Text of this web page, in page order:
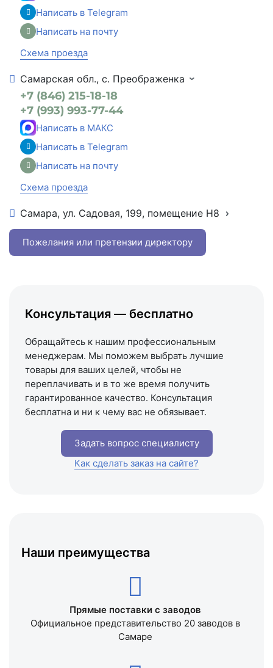
Написать в Telegram
Написать на почту
Схема проезда
Самарская обл., с. Преображенка
+7 (846) 215-18-18
+7 (993) 993-77-44
Написать в МАКС
Написать в Telegram
Написать на почту
Схема проезда
Самара, ул. Садовая, 199, помещение Н8
+7 (993) 993-77-22
Написать в МАКС
Схема проезда
Пожелания или претензии директору
Наши преимущества
Прямые поставки с заводов
Официальное представительство 20 заводов в
Самаре
Консультация — бесплатно
Обращайтесь к нашим профессиональным
менеджерам. Мы поможем выбрать лучшие
товары для ваших целей, чтобы не
переплачивать и в то же время получить
гарантированное качество. Консультация
бесплатна и ни к чему вас не обязывает.
Задать вопрос специалисту
Как сделать заказ на сайте?